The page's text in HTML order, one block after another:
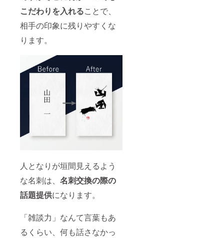
こだわりを入れることで、
相手の印象に残りやすくな
ります。
人となりが垣間見えるよう
な名刺は、 名刺交換の際の
話題提供になります。
「雑談力」なんて言葉もあ
るくらい、何も話さなかっ